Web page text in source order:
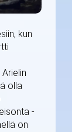
kun
olla
-
on